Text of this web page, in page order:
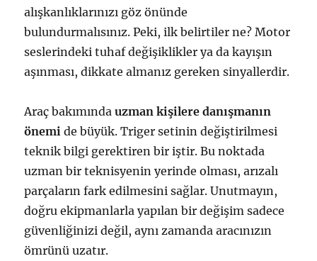
alışkanlıklarınızı göz önünde
bulundurmalısınız. Peki, ilk belirtiler ne? Motor
seslerindeki tuhaf değişiklikler ya da kayışın
aşınması, dikkate almanız gereken sinyallerdir.
Araç bakımındauzman kişilere danışmanın
önemi de büyük. Triger setinin değiştirilmesi
teknik bilgi gerektiren bir iştir. Bu noktada
uzman bir teknisyenin yerinde olması, arızalı
parçaların fark edilmesini sağlar. Unutmayın,
doğru ekipmanlarla yapılan bir değişim sadece
güvenliğinizi değil, aynı zamanda aracınızın
ömrünü uzatır.